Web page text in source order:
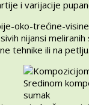
i varijacije
nijansi
tehnike ili na
Sredinom
sumak